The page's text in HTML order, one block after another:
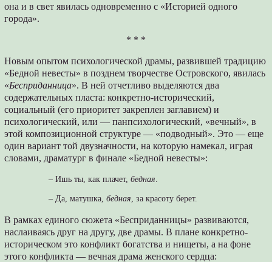
она и в свет явилась одновременно с «Историей одного
города».
* * *
Новым опытом психологической драмы, развившей традицию
«Бедной невесты» в позднем творчестве Островского, явилась
«Бесприданница». В ней отчетливо выделяются два
содержательных пласта: конкретно-исторический,
социальный (его приоритет закреплен заглавием) и
психологический, или — панпсихологический, «вечный», в
этой композиционной структуре — «подводный». Это — еще
один вариант той двузначности, на которую намекал, играя
словами, драматург в финале «Бедной невесты»:
– Ишь ты, как плачет, бедная
– Да, матушка, бедная , за красоту берет.
В рамках единого сюжета «Бесприданницы» развиваются,
наслаиваясь друг на другу, две драмы. В плане конкретно-
историческом это конфликт богатства и нищеты, а на фоне
этого конфликта — вечная драма женского сердца: